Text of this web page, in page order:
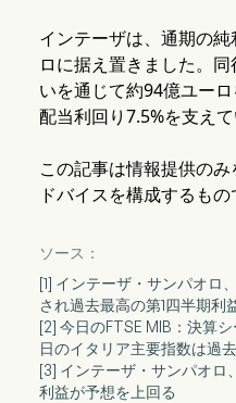
インテーザは、通期の
ロに据え置きました。
いを通じて約94億ユーロ
配当利回り7.5%を支えて
この記事は情報提供の
ドバイスを構成するもの
ソース：
[1] インテーザ・サンパオロ
され過去最高の第1四半期利
[2] 今日のFTSE MIB：決算
日のイタリア主要指数は過
[3] インテーザ・サンパオロ
利益が予想を上回る